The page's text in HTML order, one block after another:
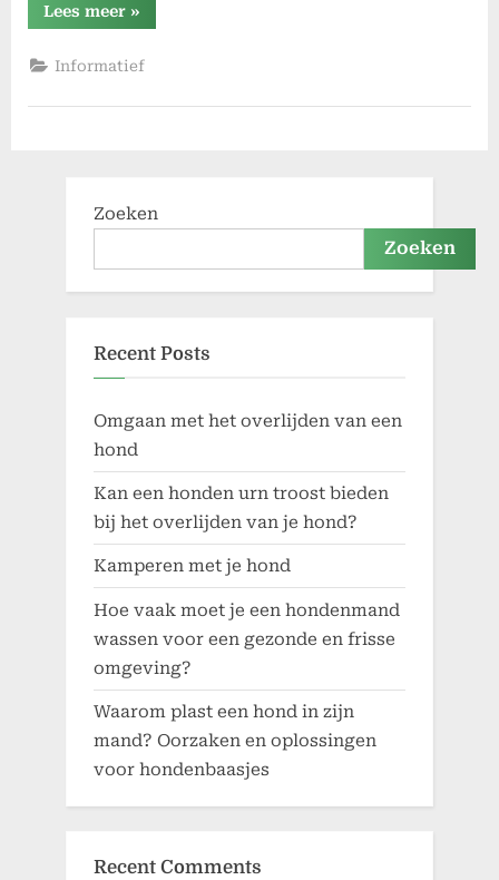
Lees meer“Waarom
is
hondenvoer
belangrijk
je
»
Informatief
Zoeken
Zoeken
Recent Posts
Omgaan met het overlijden van een
hond
Kan een honden urn troost bieden
bij het overlijden van je hond?
Kamperen met je hond
Hoe vaak moet je een hondenmand
wassen voor een gezonde en frisse
omgeving?
Waarom plast een hond in zijn
mand? Oorzaken en oplossingen
voor hondenbaasjes
Recent Comments